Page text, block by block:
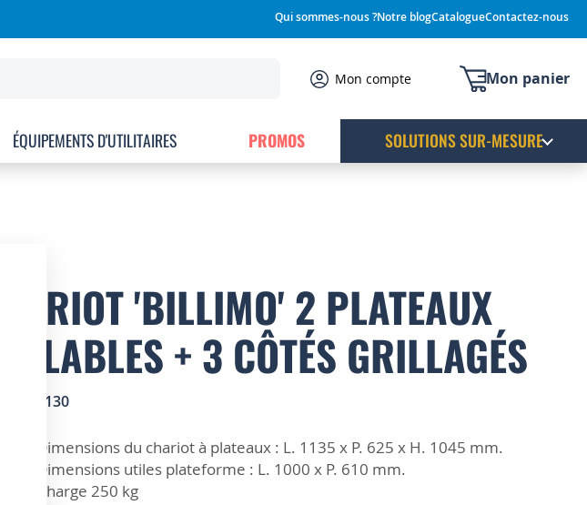
Qui sommes-nous ?Notre blogCatalogueContactez-nous
Mon panier
Mon compte
ÉQUIPEMENTS D'UTILITAIRES PROMOS SOLUTIONS SUR-MESURE
CHARIOT 'BILLIMO' 2 PLATEAUX
RÉGLABLES + 3 CÔTÉS GRILLAGÉS
2505130
Dimensions du chariot à plateaux : L. 1135 x P. 625 x H. 1045 mm.
Dimensions utiles plateforme : L. 1000 x P. 610 mm.
Charge 250 kg